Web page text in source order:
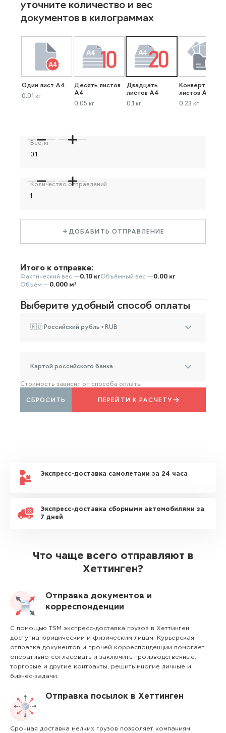
уточните количество и вес
документов в килограммах
Один лист А4
0.01 кг
Десять листов
А4
0.05 кг
Двадцать
листов А4
0.1 кг
Конверт до 40
листов А4
0.23 кг
Вес, кг
Количество отправлений
ДОБАВИТЬ ОТПРАВЛЕНИЕ
Итого к отправке:
Фактический вес —0.10 кгОбъёмный вес —0.00 кг
Объём —0.000 м³
Выберите удобный способ оплаты
🇷🇺 Российский рубль • RUB
Картой российского банка
Стоимость зависит от способа оплаты
ПЕРЕЙТИ К РАСЧЕТУ
СБРОСИТЬ
Экспресс-доставка самолетами за 24 часа
Экспресс-доставка сборными автомобилями за
7 дней
Что чаще всего отправляют в
Хеттинген?
Отправка документов и
корреспонденции
С помощью TSM экспресс-доставка грузов в Хеттинген
доступна юридическим и физическим лицам. Курьерская
отправка документов и прочей корреспонденции помогает
оперативно согласовать и заключить производственные,
торговые и другие контракты, решить многие личные и
бизнес-задачи.
Отправка посылок в Хеттинген
Срочная доставка мелких грузов позволяет компаниям